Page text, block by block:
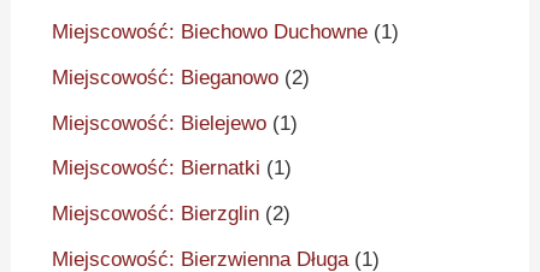
Miejscowość: Biechowo Duchowne (1)
Miejscowość: Bieganowo (2)
Miejscowość: Bielejewo (1)
Miejscowość: Biernatki (1)
Miejscowość: Bierzglin (2)
Miejscowość: Bierzwienna Długa(1)